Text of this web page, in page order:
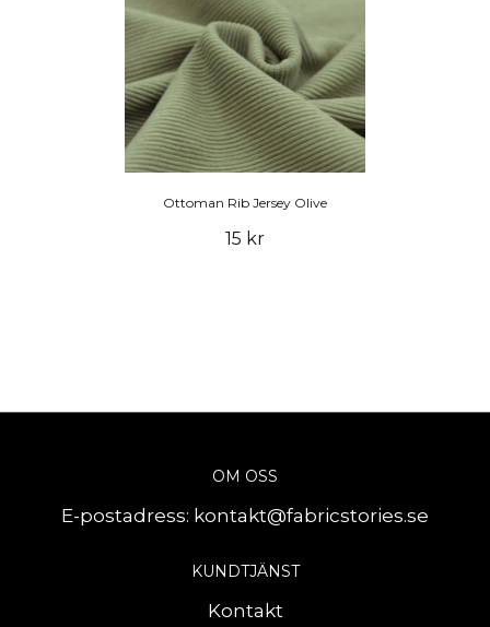
Ottoman Rib Jersey Olive
15 kr
OM OSS
E-postadress: kontakt@fabricstories.se
KUNDTJÄNST
Kontakt